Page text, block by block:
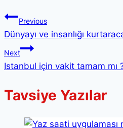
Previous
Dünyayı ve insanlığı
Next
Istanbul için vakit tamam mı
Tavsiye Yazılar